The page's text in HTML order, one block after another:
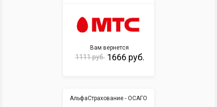
Вам вернется
1111 руб. 1666 руб.
АльфаСтрахование - ОСАГО